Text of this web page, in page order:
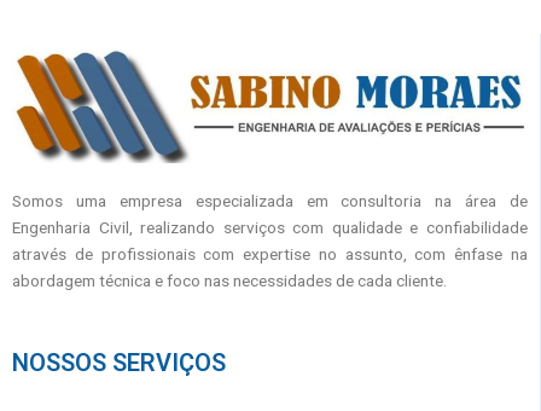
Somos uma empresa especializada em consultoria na área de
Engenharia Civil, realizando serviços com qualidade e confiabilidade
através de profissionais com expertise no assunto, com ênfase na
abordagem técnica e foco nas necessidades de cada cliente.
NOSSOS SERVIÇOS